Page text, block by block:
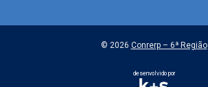
© 2026 Conrerp – 6ª Região
desenvolvido por